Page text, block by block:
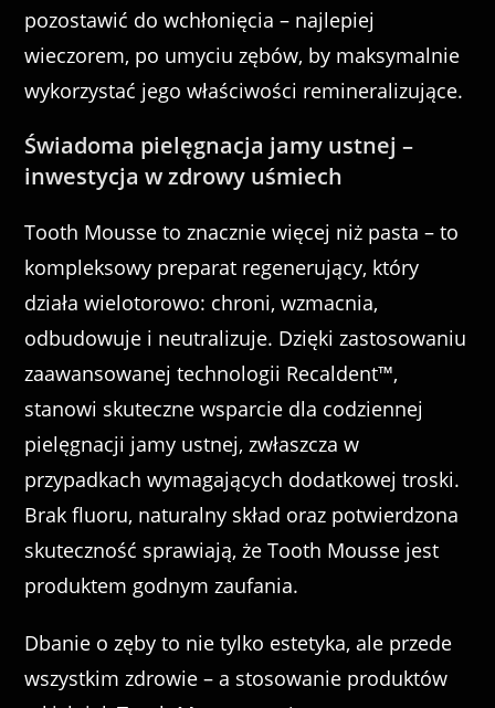
pozostawić do wchłonięcia – najlepiej
wieczorem, po umyciu zębów, by maksymalnie
wykorzystać jego właściwości remineralizujące.
Świadoma pielęgnacja jamy ustnej –
inwestycja w zdrowy uśmiech
Tooth Mousse to znacznie więcej niż pasta – to
kompleksowy preparat regenerujący, który
działa wielotorowo: chroni, wzmacnia,
odbudowuje i neutralizuje. Dzięki zastosowaniu
zaawansowanej technologii Recaldent™,
stanowi skuteczne wsparcie dla codziennej
pielęgnacji jamy ustnej, zwłaszcza w
przypadkach wymagających dodatkowej troski.
Brak fluoru, naturalny skład oraz potwierdzona
skuteczność sprawiają, że Tooth Mousse jest
produktem godnym zaufania.
Dbanie o zęby to nie tylko estetyka, ale przede
wszystkim zdrowie – a stosowanie produktów